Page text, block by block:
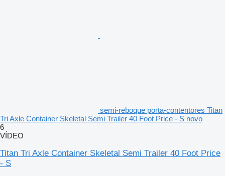
semi-reboque porta-contentores Titan
Tri Axle Container Skeletal Semi Trailer 40 Foot Price - S novo
6
VÍDEO
Titan Tri Axle Container Skeletal Semi Trailer 40 Foot Price
- S